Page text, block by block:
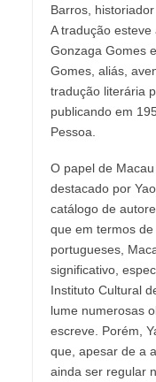
Barros,
A tradução
Gonzaga Gomes
Gomes, aliás,
tradução literária
publicando em
Pessoa.
O papel de
destacado por
catálogo de
que em termos
portugueses,
significativo,
Instituto Cultural
lume numerosas
escreve. Porém,
que, apesar de a
ainda ser regular